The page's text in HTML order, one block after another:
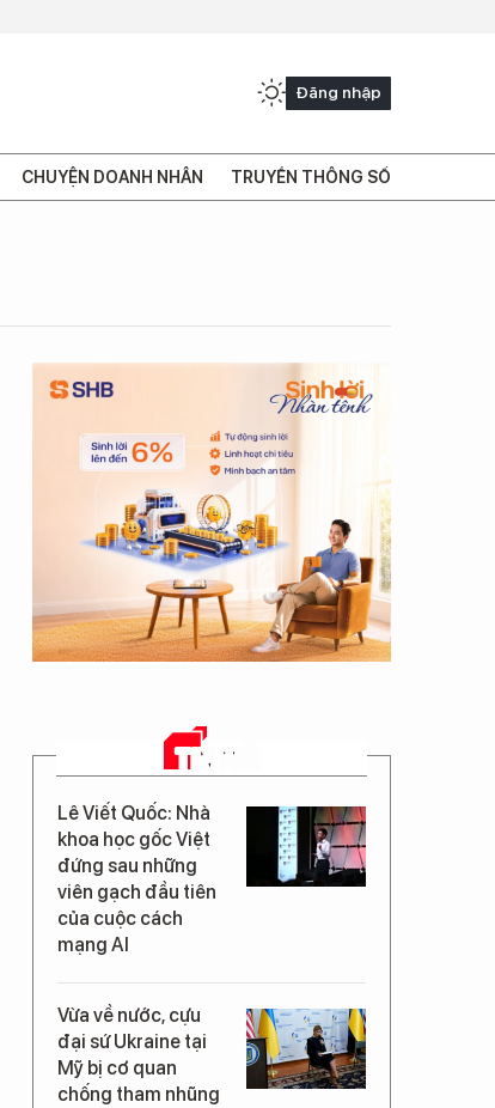
Đăng nhập
CHUYỆN DOANH NHÂN TRUYỀN THÔNG SỐ
TIN MỚI
Lê Viết Quốc: Nhà
khoa học gốc Việt
đứng sau những
viên gạch đầu tiên
của cuộc cách
mạng AI
Vừa về nước, cựu
đại sứ Ukraine tại
Mỹ bị cơ quan
chống tham nhũng